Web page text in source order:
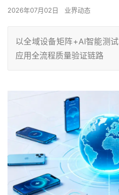
2026年07月02日 业界动态
以全域设备矩阵+AI智能测
应用全流程质量验证链路